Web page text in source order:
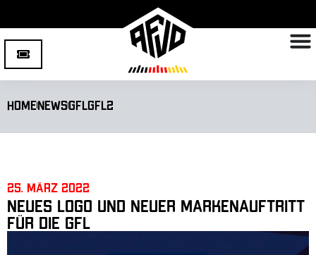
HomeNewsGFLGFL2
25. März 2022
Neues Logo und neuer Markenauftritt
für die GFL